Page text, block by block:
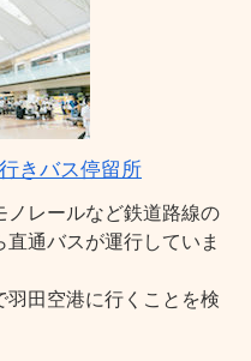
きバス停留所
レールなど鉄道路線の
通バスが運行していま
田空港に行くことを検